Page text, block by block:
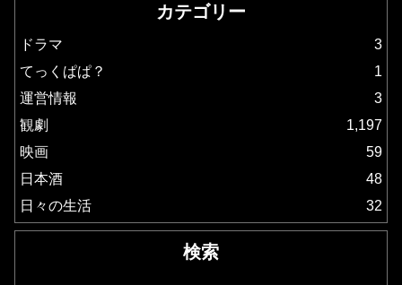
カテゴリー
ドラマ
3
てっくぱぱ？
1
運営情報
3
観劇
1,197
映画
59
日本酒
48
日々の生活
32
検索